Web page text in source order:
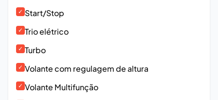
✓ Start/Stop
✓ Trio elétrico
✓ Turbo
✓ Volante com regulagem de altura
✓ Volante Multifunção